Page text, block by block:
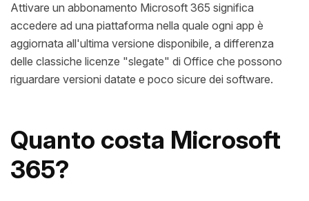
Attivare un abbonamento Microsoft 365 significa
accedere ad una piattaforma nella quale ogni app è
aggiornata all'ultima versione disponibile, a differenza
delle classiche licenze "slegate" di Office che possono
riguardare versioni datate e poco sicure dei software.
Quanto costa Microsoft
365?